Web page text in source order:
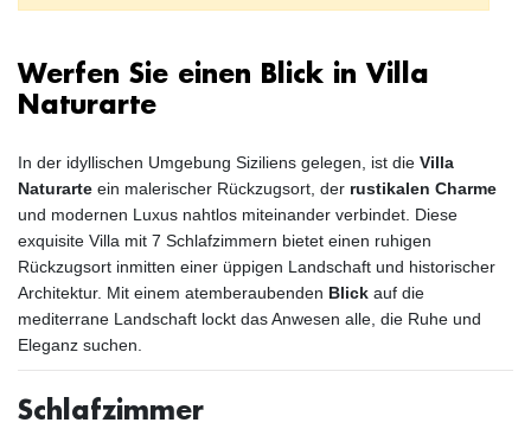
Werfen Sie einen Blick in Villa
Naturarte
In der idyllischen Umgebung Siziliens gelegen, ist die Villa
Naturarte ein malerischer Rückzugsort, der rustikalen Charme
und modernen Luxus nahtlos miteinander verbindet. Diese
exquisite Villa mit 7 Schlafzimmern bietet einen ruhigen
Rückzugsort inmitten einer üppigen Landschaft und historischer
Architektur. Mit einem atemberaubenden Blick auf die
mediterrane Landschaft lockt das Anwesen alle, die Ruhe und
Eleganz suchen.
Schlafzimmer